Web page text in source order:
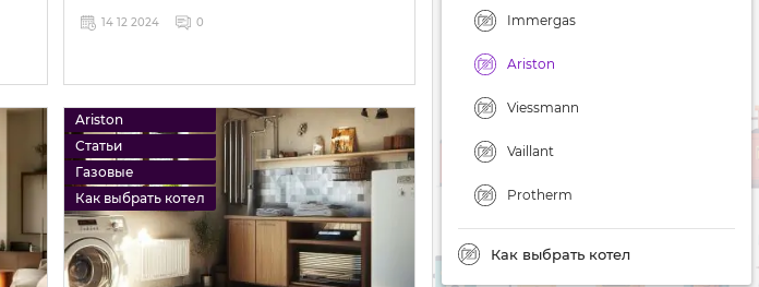
Immergas
Ariston
Viessmann
Vaillant
Protherm
Как выбрать котел
14 12 2024 0
Ariston
Статьи
Газовые
Как выбрать котел